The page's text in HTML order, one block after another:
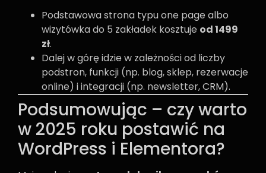
Podstawowa strona typu one page albo
wizytówka do 5 zakładek kosztuje od 1499
zł.
Dalej w górę idzie w zależności od liczby
podstron, funkcji (np. blog, sklep, rezerwacje
online) i integracji (np. newsletter, CRM).
Podsumowując – czy warto
w 2025 roku postawić na
WordPress i Elementora?